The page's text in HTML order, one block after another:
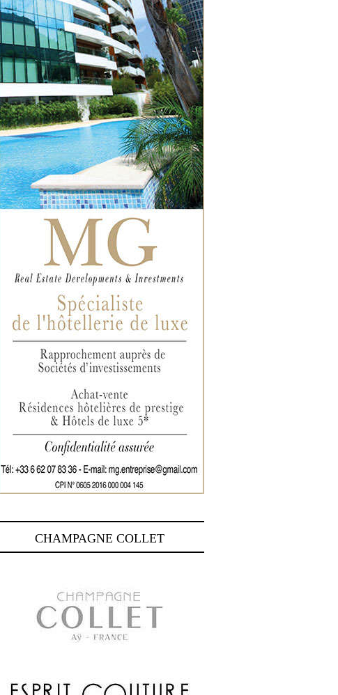
CHAMPAGNE COLLET